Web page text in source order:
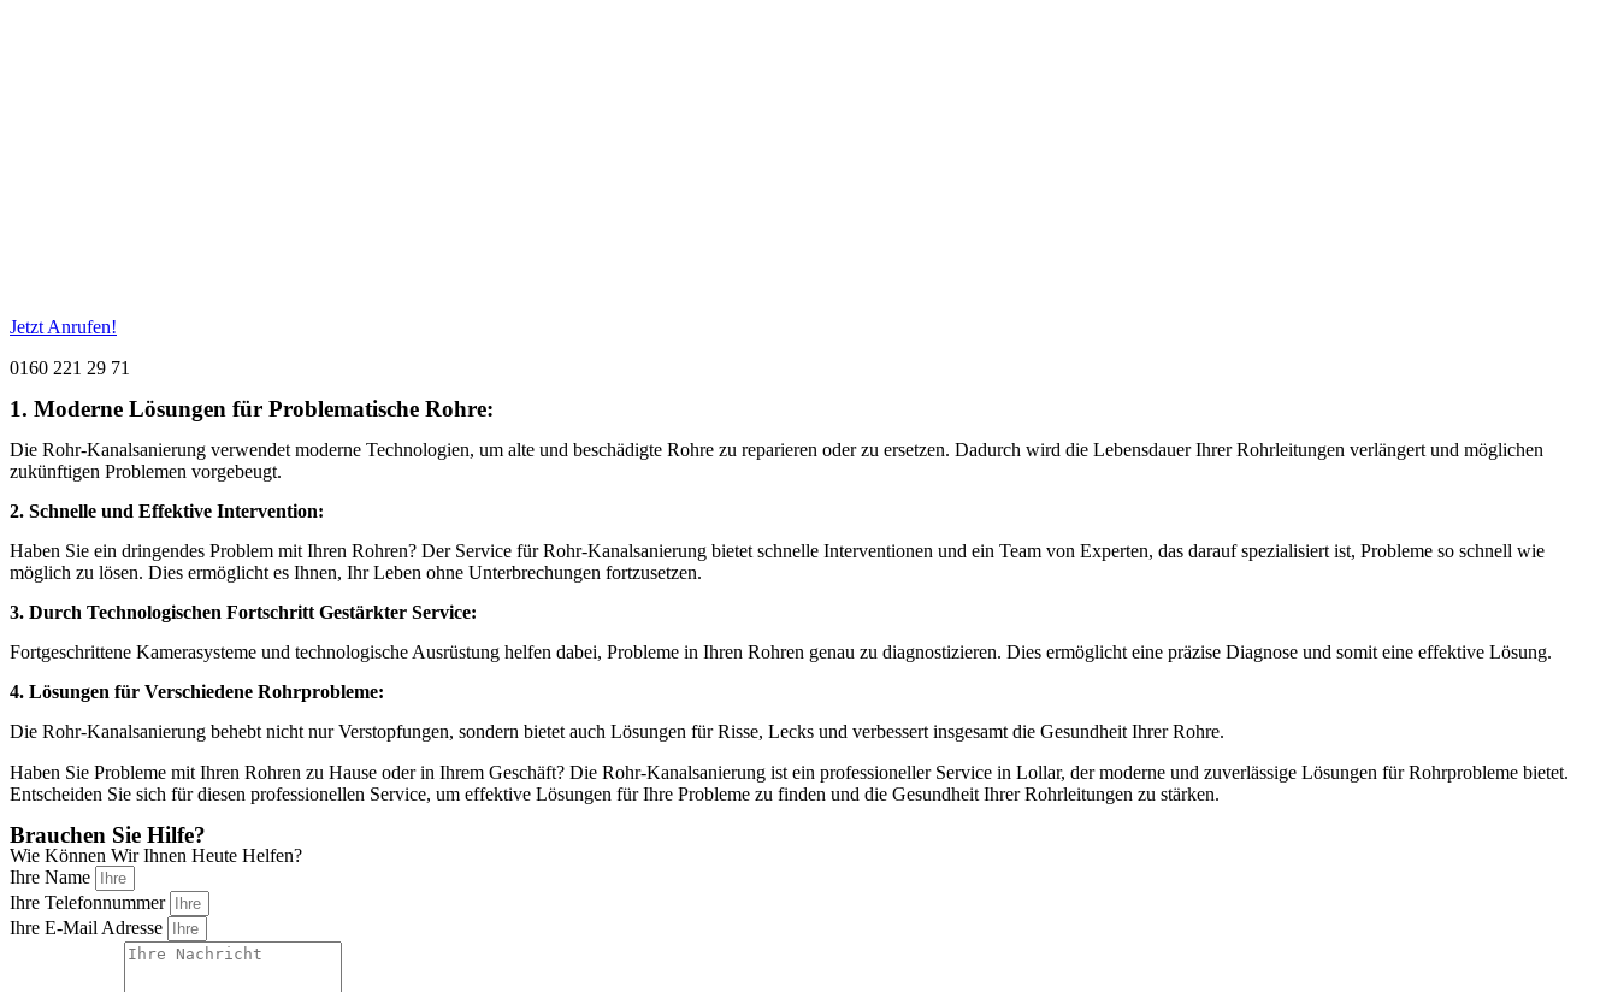
Jetzt Anrufen!
0160 221 29 71
1. Moderne Lösungen für Problematische Rohre:
Die Rohr-Kanalsanierung verwendet moderne Technologien, um alte und beschädigte Rohre zu reparieren oder zu ersetzen. Dadurch wird die Lebensdauer Ihrer Rohrleitungen verlängert und möglichen
zukünftigen Problemen vorgebeugt.
2. Schnelle und Effektive Intervention:
Haben Sie ein dringendes Problem mit Ihren Rohren? Der Service für Rohr-Kanalsanierung bietet schnelle Interventionen und ein Team von Experten, das darauf spezialisiert ist, Probleme so schnell wie
möglich zu lösen. Dies ermöglicht es Ihnen, Ihr Leben ohne Unterbrechungen fortzusetzen.
3. Durch Technologischen Fortschritt Gestärkter Service:
Fortgeschrittene Kamerasysteme und technologische Ausrüstung helfen dabei, Probleme in Ihren Rohren genau zu diagnostizieren. Dies ermöglicht eine präzise Diagnose und somit eine effektive Lösung.
4. Lösungen für Verschiedene Rohrprobleme:
Die Rohr-Kanalsanierung behebt nicht nur Verstopfungen, sondern bietet auch Lösungen für Risse, Lecks und verbessert insgesamt die Gesundheit Ihrer Rohre.
Haben Sie Probleme mit Ihren Rohren zu Hause oder in Ihrem Geschäft? Die Rohr-Kanalsanierung ist ein professioneller Service in Lollar, der moderne und zuverlässige Lösungen für Rohrprobleme bietet.
Entscheiden Sie sich für diesen professionellen Service, um effektive Lösungen für Ihre Probleme zu finden und die Gesundheit Ihrer Rohrleitungen zu stärken.
Brauchen Sie Hilfe?
Wie Können Wir Ihnen Heute Helfen?
Ihre Name
Ihre Telefonnummer
Ihre E-Mail Adresse